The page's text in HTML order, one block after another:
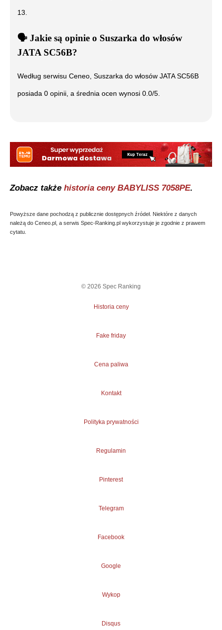
13
🗣️ ️ Jakie są opinie o Suszarka do włosów
JATA SC56B?
Według serwisu Ceneo, Suszarka do włosów JATA SC56B
posiada 0 opinii, a średnia ocen wynosi 0.0/5.
Zobacz także historia ceny BABYLISS 7058PE.
Powyższe dane pochodzą z publicznie dostępnych źródeł. Niektóre z danych
należą do Ceneo.pl, a serwis Spec-Ranking.pl wykorzystuje je zgodnie z prawem
cytatu.
© 2026 Spec Ranking
Historia ceny
Fake friday
Cena paliwa
Kontakt
Polityka prywatności
Regulamin
Pinterest
Telegram
Facebook
Google
Wykop
Disqus